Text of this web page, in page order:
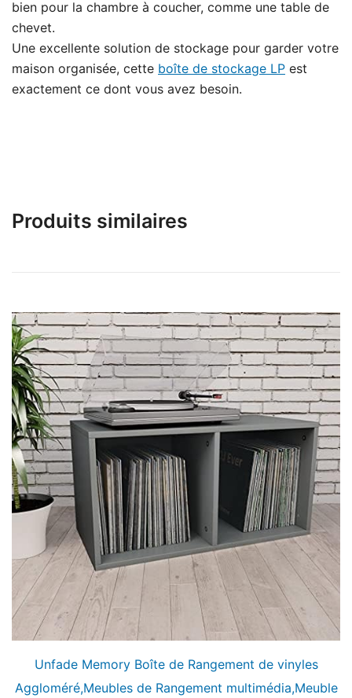
bien pour la chambre à coucher, comme une table de
chevet.
Une excellente solution de stockage pour garder votre
maison organisée, cette boîte de stockage LP est
exactement ce dont vous avez besoin.
Produits similaires
Unfade Memory Boîte de Rangement de vinyles
Aggloméré,Meubles de Rangement multimédia,Meuble